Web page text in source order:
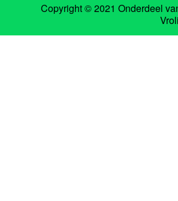
Copyright © 2021 Onderdeel